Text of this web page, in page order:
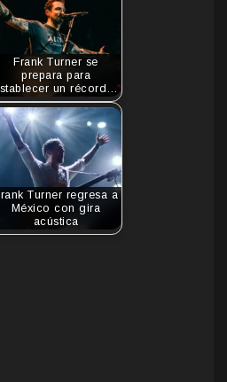
Frank Turner se
prepara para
un récord…
Turner regresa a
México con gira
acústica